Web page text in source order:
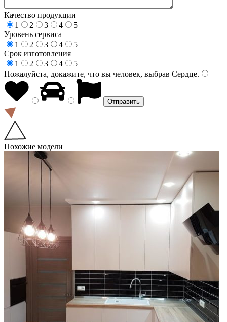
Качество продукции
1
2 3 4
5
Уровень сервиса
1
2 3 4
5
Срок изготовления
1
2 3 4
5
Пожалуйста, докажите, что вы человек, выбрав Сердце.
Похожие модели